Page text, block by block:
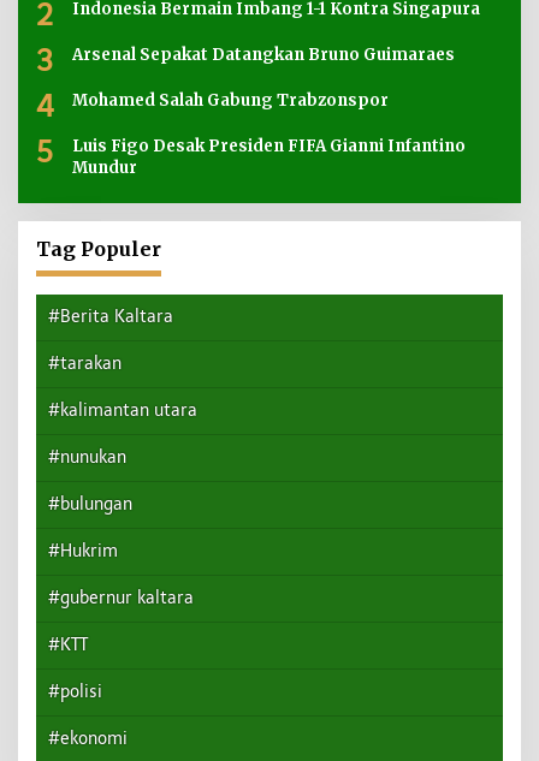
2 Indonesia Bermain Imbang 1-1 Kontra Singapura
3 Arsenal Sepakat Datangkan Bruno Guimaraes
4 Mohamed Salah Gabung Trabzonspor
5
Luis Figo Desak Presiden FIFA Gianni Infantino
Mundur
Tag Populer
#Berita Kaltara
#tarakan
#kalimantan utara
#nunukan
#bulungan
#Hukrim
#gubernur kaltara
#KTT
#polisi
#ekonomi